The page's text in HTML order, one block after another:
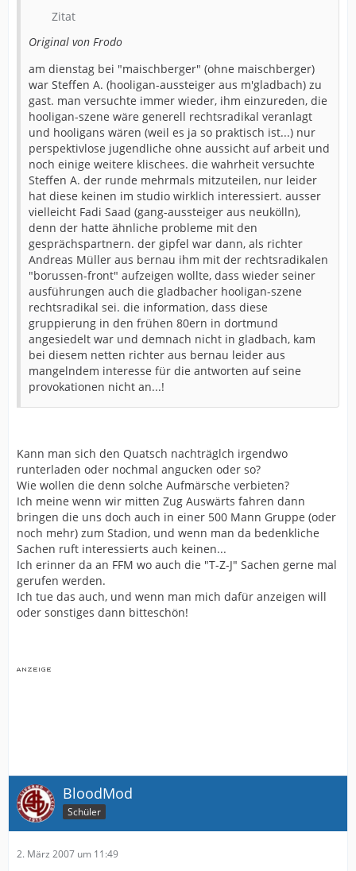
Zitat
Original von Frodo
am dienstag bei "maischberger" (ohne maischberger)
war Steffen A. (hooligan-aussteiger aus m'gladbach) zu
gast. man versuchte immer wieder, ihm einzureden, die
hooligan-szene wäre generell rechtsradikal veranlagt
und hooligans wären (weil es ja so praktisch ist...) nur
perspektivlose jugendliche ohne aussicht auf arbeit und
noch einige weitere klischees. die wahrheit versuchte
Steffen A. der runde mehrmals mitzuteilen, nur leider
hat diese keinen im studio wirklich interessiert. ausser
vielleicht Fadi Saad (gang-aussteiger aus neukölln),
denn der hatte ähnliche probleme mit den
gesprächspartnern. der gipfel war dann, als richter
Andreas Müller aus bernau ihm mit der rechtsradikalen
"borussen-front" aufzeigen wollte, dass wieder seiner
ausführungen auch die gladbacher hooligan-szene
rechtsradikal sei. die information, dass diese
gruppierung in den frühen 80ern in dortmund
angesiedelt war und demnach nicht in gladbach, kam
bei diesem netten richter aus bernau leider aus
mangelndem interesse für die antworten auf seine
provokationen nicht an...!
Kann man sich den Quatsch nachträglch irgendwo
runterladen oder nochmal angucken oder so?
Wie wollen die denn solche Aufmärsche verbieten?
Ich meine wenn wir mitten Zug Auswärts fahren dann
bringen die uns doch auch in einer 500 Mann Gruppe (oder
noch mehr) zum Stadion, und wenn man da bedenkliche
Sachen ruft interessierts auch keinen...
Ich erinner da an FFM wo auch die "T-Z-J" Sachen gerne mal
gerufen werden.
Ich tue das auch, und wenn man mich dafür anzeigen will
oder sonstiges dann bitteschön!
BloodMod
Schüler
2. März 2007 um 11:49